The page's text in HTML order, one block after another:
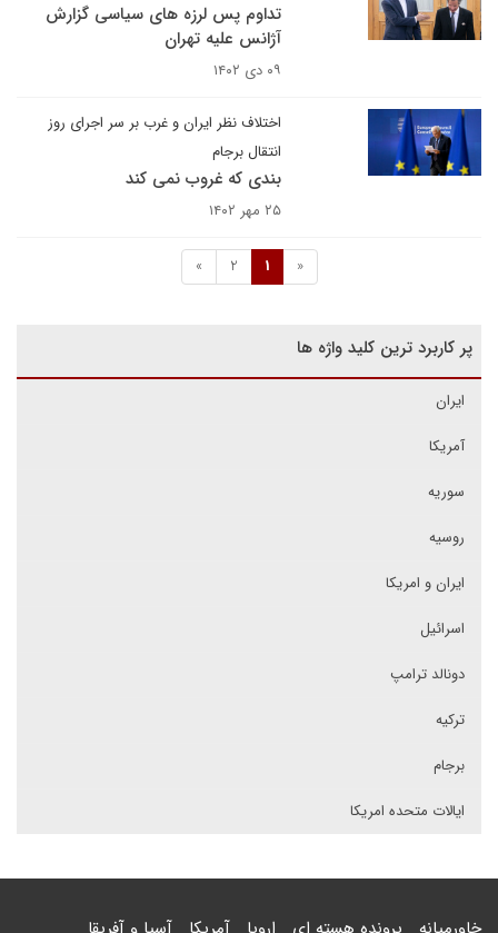
تداوم پس لرزه های سیاسی گزارش
آژانس علیه تهران
۰۹ دی ۱۴۰۲
اختلاف نظر ایران و غرب بر سر اجرای روز
انتقال برجام
بندی که غروب نمی کند
۲۵ مهر ۱۴۰۲
«
1
2
»
پر کاربرد ترین کلید واژه ها
ایران
آمریکا
سوریه
روسیه
ایران و امریکا
اسرائیل
دونالد ترامپ
ترکیه
برجام
ایالات متحده امریکا